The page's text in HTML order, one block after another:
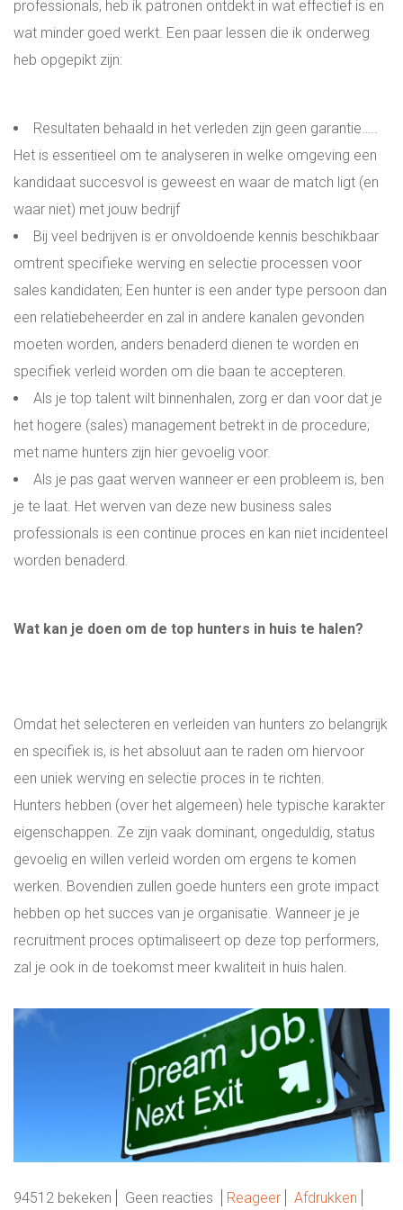
WIE ZIJN WIJ?
ADRES EN ROUTE
BLOG
ALL-IN RECRUITMENT
professionals, heb ik patronen ontdekt in wat effectief is en
wat minder goed werkt. Een paar lessen die ik onderweg
heb opgepikt zijn:
Resultaten behaald in het verleden zijn geen garantie…..
Het is essentieel om te analyseren in welke omgeving een
kandidaat succesvol is geweest en waar de match ligt (en
waar niet) met jouw bedrijf
Bij veel bedrijven is er onvoldoende kennis beschikbaar
omtrent specifieke werving en selectie processen voor
sales kandidaten; Een hunter is een ander type persoon dan
een relatiebeheerder en zal in andere kanalen gevonden
moeten worden, anders benaderd dienen te worden en
specifiek verleid worden om die baan te accepteren.
Als je top talent wilt binnenhalen, zorg er dan voor dat je
het hogere (sales) management betrekt in de procedure;
met name hunters zijn hier gevoelig voor.
Als je pas gaat werven wanneer er een probleem is, ben
je te laat. Het werven van deze new business sales
professionals is een continue proces en kan niet incidenteel
worden benaderd.
Wat kan je doen om de top hunters in huis te halen?
Omdat het selecteren en verleiden van hunters zo belangrijk
en specifiek is, is het absoluut aan te raden om hiervoor
een uniek werving en selectie proces in te richten.
Hunters hebben (over het algemeen) hele typische karakter
eigenschappen. Ze zijn vaak dominant, ongeduldig, status
gevoelig en willen verleid worden om ergens te komen
werken. Bovendien zullen goede hunters een grote impact
hebben op het succes van je organisatie. Wanneer je je
recruitment proces optimaliseert op deze top performers,
zal je ook in de toekomst meer kwaliteit in huis halen.
94512 bekeken Geen reacties Reageer
Afdrukken